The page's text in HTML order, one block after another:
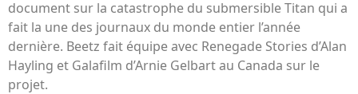
document sur la catastrophe du submersible Titan qui a
fait la une des journaux du monde entier l’année
dernière. Beetz fait équipe avec Renegade Stories d’Alan
Hayling et Galafilm d’Arnie Gelbart au Canada sur le
projet.